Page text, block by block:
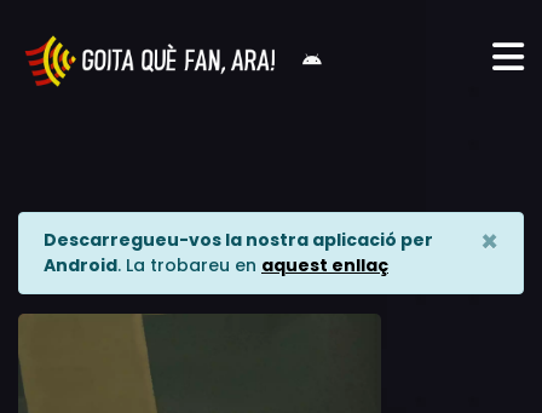
Descarregueu-vos la nostra aplicació per
Android. La trobareu en aquest enllaç
×